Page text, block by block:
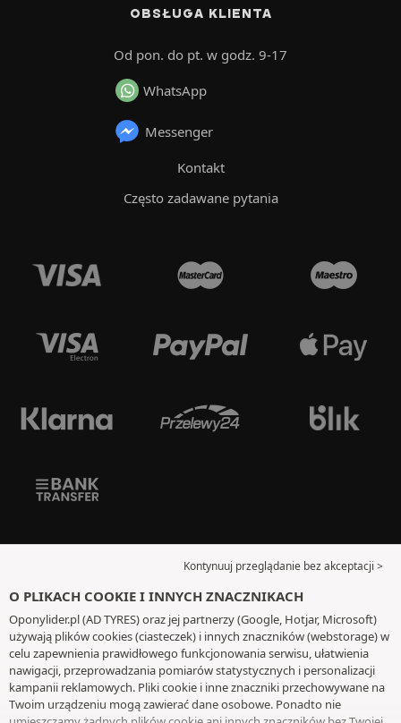
OBSŁUGA KLIENTA
Od pon. do pt. w godz. 9-17
WhatsApp
Messenger
Kontakt
Często zadawane pytania
Kontynuuj przeglądanie bez akceptacji >
O PLIKACH COOKIE I INNYCH ZNACZNIKACH
Oponylider.pl (AD TYRES) oraz jej partnerzy (Google, Hotjar, Microsoft)
używają plików cookies (ciasteczek) i innych znaczników (webstorage) w
celu zapewnienia prawidłowego funkcjonowania serwisu, ułatwienia
nawigacji, przeprowadzania pomiarów statystycznych i personalizacji
kampanii reklamowych. Pliki cookie i inne znaczniki przechowywane na
Twoim urządzeniu mogą zawierać dane osobowe. Ponadto nie